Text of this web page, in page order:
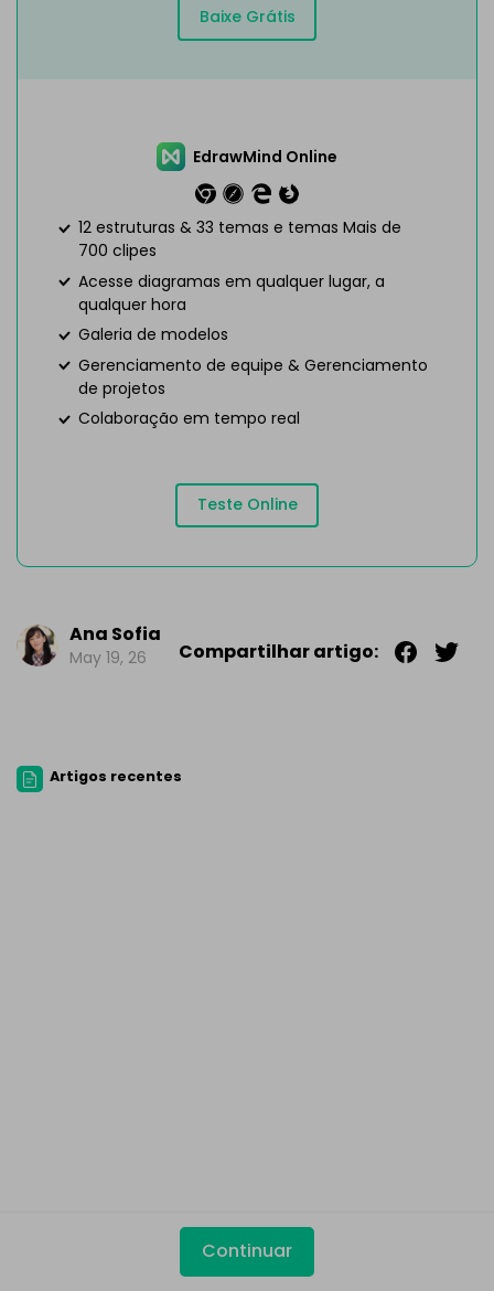
Baixe Grátis
EdrawMind Online
12 estruturas & 33 temas e temas Mais de
700 clipes
Acesse diagramas em qualquer lugar, a
qualquer hora
Galeria de modelos
Gerenciamento de equipe & Gerenciamento
de projetos
Colaboração em tempo real
Teste Online
Ana Sofia
May 19, 26 Compartilhar artigo:
Artigos recentes
Continuar